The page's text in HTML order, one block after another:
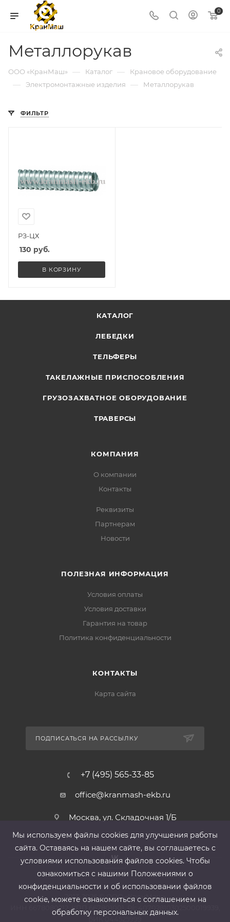
0
Металлорукав
ООО «КранМаш» — Каталог — Крановое оборудование
— Электромонтажные изделия — Металлорукав
ФИЛЬТР
РЗ-ЦХ
130 руб.
В КОРЗИНУ
КАТАЛОГ
ЛЕБЕДКИ
ТЕЛЬФЕРЫ
ТАКЕЛАЖНЫЕ ПРИСПОСОБЛЕНИЯ
ГРУЗОЗАХВАТНОЕ ОБОРУДОВАНИЕ
ТРАВЕРСЫ
КОМПАНИЯ
О компании
Контакты
Реквизиты
Партнерам
Новости
ПОЛЕЗНАЯ ИНФОРМАЦИЯ
Условия оплаты
Условия доставки
Гарантия на товар
Политика конфиденциальности
КОНТАКТЫ
Карта сайта
ПОДПИСАТЬСЯ НА РАССЫЛКУ
+7 (495) 565-33-85
office@kranmash-ekb.ru
Москва, ул. Складочная 1/Б
2013-2026 ©ООО «КранМаш»
ИНН 6678080212, КПП 667801001 ,Р/с 40702810302500019939,
БИК 044525999
Мы используем файлы cооkies для улучшения работы
сайта. Оставаясь на нашем сайте, вы соглашаетесь с
условиями использования файлов cооkies. Чтобы
ознакомиться с нашими Положениями о
конфиденциальности и об использовании файлов
cookie, можете ознакомиться с соглашением на
обработку персональных данных.